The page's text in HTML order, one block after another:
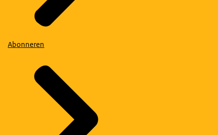
Abonneren